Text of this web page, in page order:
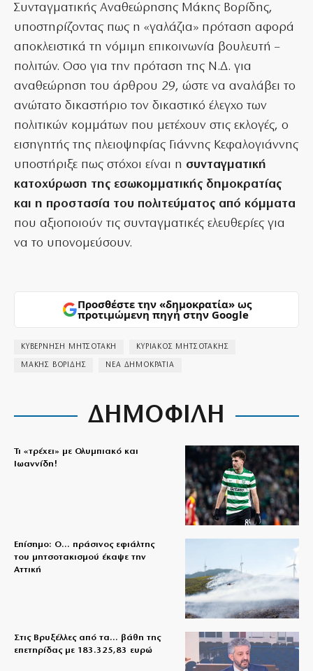
Συνταγματικής Αναθεώρησης Μάκης Βορίδης,
υποστηρίζοντας πως η «γαλάζια» πρόταση αφορά
αποκλειστικά τη νόμιμη επικοινωνία βουλευτή –
πολιτών. Οσο για την πρόταση της Ν.Δ. για
αναθεώρηση του άρθρου 29, ώστε να αναλάβει το
ανώτατο δικαστήριο τον δικαστικό έλεγχο των
πολιτικών κομμάτων που μετέχουν στις εκλογές, ο
εισηγητής της πλειοψηφίας Γιάννης Κεφαλογιάννης
υποστήριξε πως στόχοι είναι η συνταγματική
κατοχύρωση της εσωκομματικής δημοκρατίας
και η προστασία του πολιτεύματος από κόμματα
που αξιοποιούν τις συνταγματικές ελευθερίες για
να το υπονομεύσουν.
Προσθέστε την «δημοκρατία» ως
προτιμώμενη πηγή στην Google
ΚΥΒΕΡΝΗΣΗ ΜΗΤΣΟΤΑΚΗ ΚΥΡΙΑΚΟΣ ΜΗΤΣΟΤΑΚΗΣ
ΜΑΚΗΣ ΒΟΡΙΔΗΣ ΝΕΑ ΔΗΜΟΚΡΑΤΙΑ
ΔΗΜΟΦΙΛΗ
Τι «τρέχει» με Ολυμπιακό και
Ιωαννίδη!
Επίσημο: Ο… πράσινος εφιάλτης
του μητσοτακισμού έκαψε την
Αττική
Στις Βρυξέλλες από τα… βάθη της
επετηρίδας με 183.325,83 ευρώ